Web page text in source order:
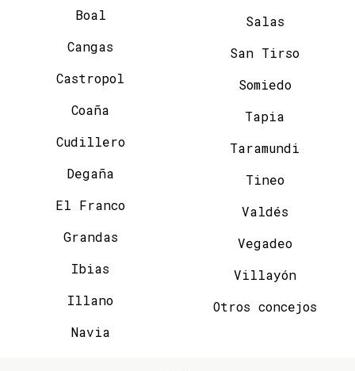
Boal
Cangas
Castropol
Coaña
Cudillero
Degaña
El Franco
Grandas
Ibias
Illano
Navia
Salas
San Tirso
Somiedo
Tapia
Taramundi
Tineo
Valdés
Vegadeo
Villayón
Otros concejos